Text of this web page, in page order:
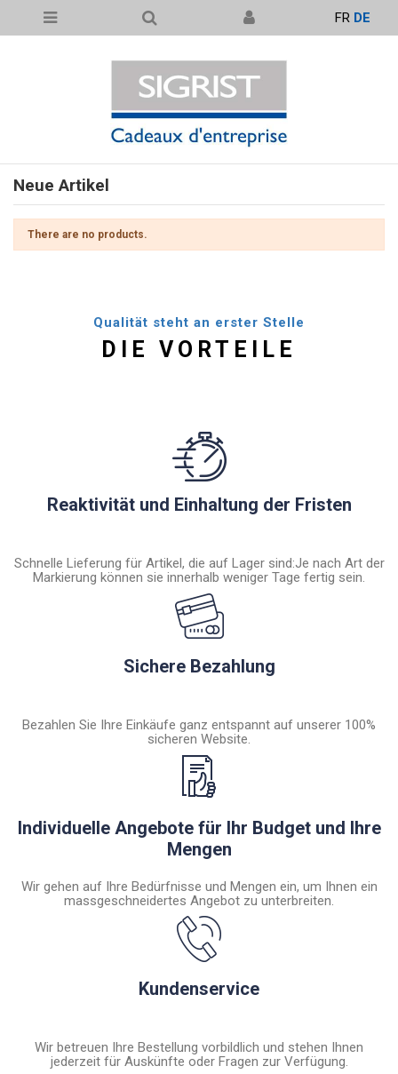
FR DE
Neue Artikel
There are no products.
Qualität steht an erster Stelle
DIE VORTEILE
Reaktivität und Einhaltung der Fristen
Schnelle Lieferung für Artikel, die auf Lager sind:Je nach Art der
Markierung können sie innerhalb weniger Tage fertig sein.
Sichere Bezahlung
Bezahlen Sie Ihre Einkäufe ganz entspannt auf unserer 100%
sicheren Website.
Individuelle Angebote für Ihr Budget und Ihre
Mengen
Wir gehen auf Ihre Bedürfnisse und Mengen ein, um Ihnen ein
massgeschneidertes Angebot zu unterbreiten.
Kundenservice
Wir betreuen Ihre Bestellung vorbildlich und stehen Ihnen
jederzeit für Auskünfte oder Fragen zur Verfügung.